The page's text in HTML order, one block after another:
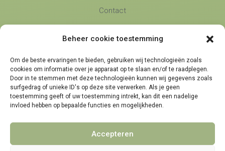
Beheer cookie toestemming
Om de beste ervaringen te bieden, gebruiken wij technologieën zoals
cookies om informatie over je apparaat op te slaan en/of te raadplegen.
Door in te stemmen met deze technologieën kunnen wij gegevens zoals
surfgedrag of unieke ID's op deze site verwerken. Als je geen
toestemming geeft of uw toestemming intrekt, kan dit een nadelige
invloed hebben op bepaalde functies en mogelijkheden.
Accepteren
Contact
Namens Mij
Blog
Algemene voorwaarden
Privacybeleid